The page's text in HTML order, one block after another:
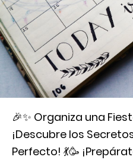
🎉✨ Organiza una
¡Descubre los
Perfecto! 💃🥳